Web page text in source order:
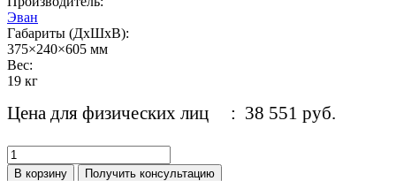
Эван
Габариты (ДхШхВ):
375×240×605 мм
Вес:
19 кг
Цена для физических лиц : 38 551 руб.
В корзину Получить консультацию